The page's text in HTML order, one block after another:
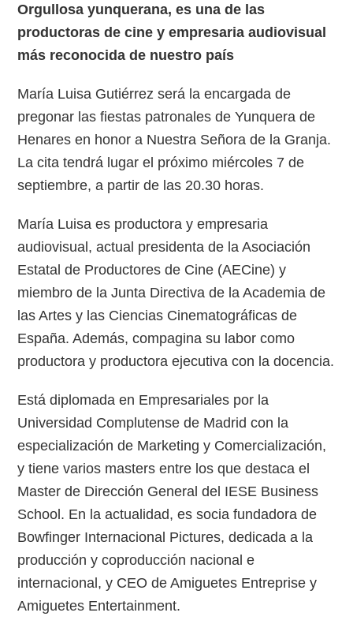
Orgullosa yunquerana, es una de las
productoras de cine y empresaria audiovisual
más reconocida de nuestro país
María Luisa Gutiérrez será la encargada de
pregonar las fiestas patronales de Yunquera de
Henares en honor a Nuestra Señora de la Granja.
La cita tendrá lugar el próximo miércoles 7 de
septiembre, a partir de las 20.30 horas.
María Luisa es productora y empresaria
audiovisual, actual presidenta de la Asociación
Estatal de Productores de Cine (AECine) y
miembro de la Junta Directiva de la Academia de
las Artes y las Ciencias Cinematográficas de
España. Además, compagina su labor como
productora y productora ejecutiva con la docencia.
Está diplomada en Empresariales por la
Universidad Complutense de Madrid con la
especialización de Marketing y Comercialización,
y tiene varios masters entre los que destaca el
Master de Dirección General del IESE Business
School. En la actualidad, es socia fundadora de
Bowfinger Internacional Pictures, dedicada a la
producción y coproducción nacional e
internacional, y CEO de Amiguetes Entreprise y
Amiguetes Entertainment.